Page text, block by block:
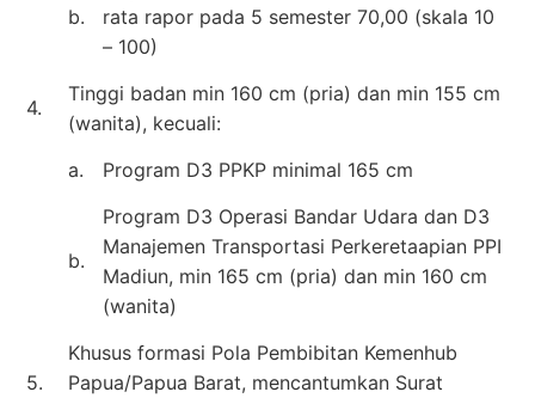
b.
rata rapor pada 5 semester 70,00 (skala 10
– 100)
4.
Tinggi badan min 160 cm (pria) dan min 155 cm
(wanita), kecuali:
a.
Program D3 PPKP minimal 165 cm
b.
Program D3 Operasi Bandar Udara dan D3
Manajemen Transportasi Perkeretaapian PPI
Madiun, min 165 cm (pria) dan min 160 cm
(wanita)
5.
Khusus formasi Pola Pembibitan Kemenhub
Papua/Papua Barat, mencantumkan Surat